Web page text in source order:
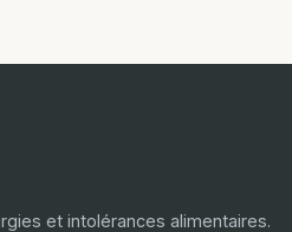
et intolérances alimentaires.